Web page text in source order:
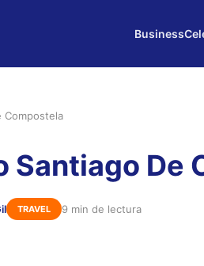
Business
Compostela
Santiago De
TRAVEL 9 min de lectura